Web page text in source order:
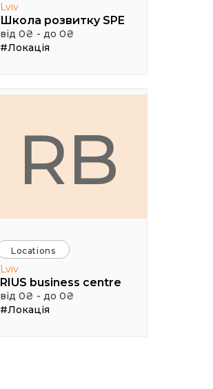
Lviv
Школа розвитку SPE
від 0₴ - до 0₴
#Локація
RB
Locations
Lviv
RIUS business centre
від 0₴ - до 0₴
#Локація